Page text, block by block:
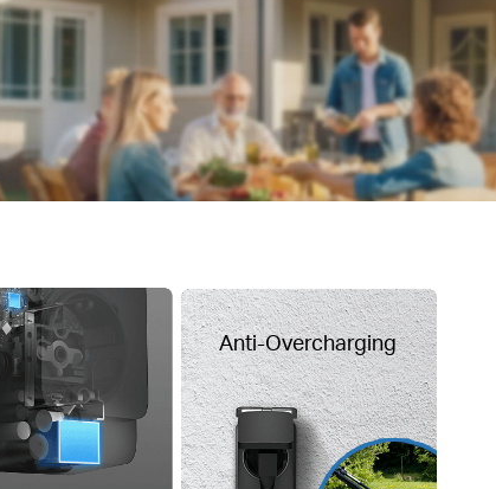
Anti-Overcharging